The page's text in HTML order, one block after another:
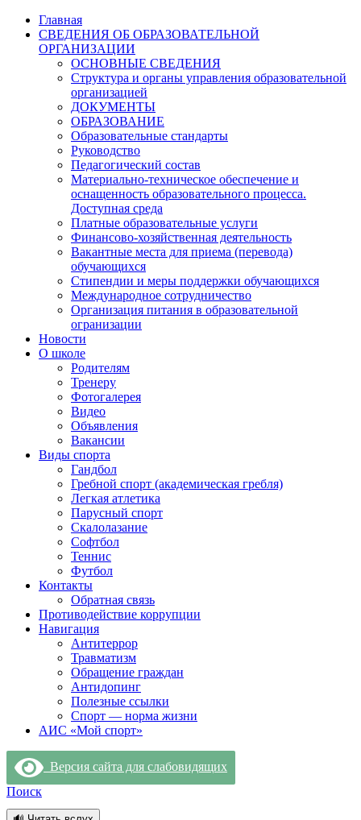
Главная
СВЕДЕНИЯ ОБ ОБРАЗОВАТЕЛЬНОЙ
ОРГАНИЗАЦИИ
ОСНОВНЫЕ СВЕДЕНИЯ
Структура и органы управления образовательной
организацией
ДОКУМЕНТЫ
ОБРАЗОВАНИЕ
Образовательные стандарты
Руководство
Педагогический состав
Материально-техническое обеспечение и
оснащенность образовательного процесса.
Доступная среда
Платные образовательные услуги
Финансово-хозяйственная деятельность
Вакантные места для приема (перевода)
обучающихся
Стипендии и меры поддержки обучающихся
Международное сотрудничество
Организация питания в образовательной
огранизации
Новости
О школе
Родителям
Тренеру
Фотогалерея
Видео
Объявления
Вакансии
Виды спорта
Гандбол
Гребной спорт (академическая гребля)
Легкая атлетика
Парусный спорт
Скалолазание
Софтбол
Теннис
Футбол
Контакты
Обратная связь
Противодействие коррупции
Навигация
Антитеррор
Травматизм
Обращение граждан
Антидопинг
Полезные ссылки
Спорт — норма жизни
АИС «Мой спорт»
Версия сайта для слабовидящих
Поиск